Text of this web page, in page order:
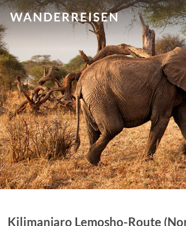
Kilimanjaro Lemosho-Route